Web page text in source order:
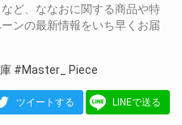
ど、ななおに関する商品や特
ンの最新情報をいち早くお届
#Master_ Piece
ツイートする LINEで送る